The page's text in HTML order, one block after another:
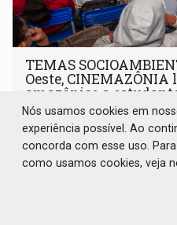
TEMAS
Oeste,
amazônico a
Cultura 07 de Agosto de
CINEMAZÔNIA transforma
aproxima estudantes do
Nós usamos cookies em
experiência possível. Ao
concorda com esse uso.
como usamos cookies, veja